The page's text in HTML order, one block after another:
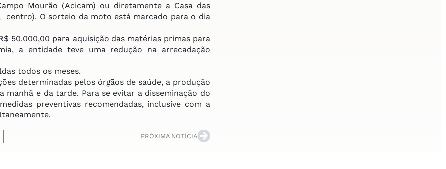
Mourão (Acicam) ou diretamente a Casa das
centro). O sorteio da moto está marcado para o dia
50.000,00 para aquisição das matérias primas para
a entidade teve uma redução na arrecadação
todos os meses.
determinadas pelos órgãos de saúde, a produção
manhã e da tarde. Para se evitar a disseminação do
preventivas recomendadas, inclusive com a
PRÓXIMA NOTÍCIA